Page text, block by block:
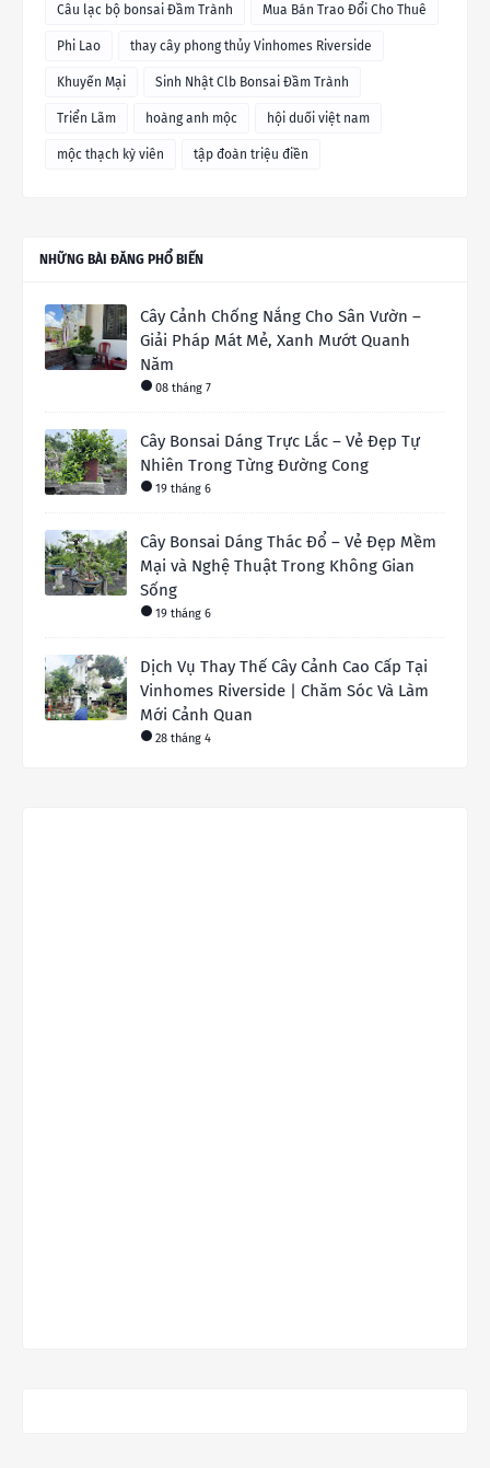
Câu lạc bộ bonsai Đầm Trành Mua Bán Trao Đổi Cho Thuê
Phi Lao thay cây phong thủy Vinhomes Riverside
Khuyến Mại Sinh Nhật Clb Bonsai Đầm Trành
Triển Lãm hoàng anh mộc hội duối việt nam
mộc thạch kỳ viên tập đoàn triệu điền
NHỮNG BÀI ĐĂNG PHỔ BIẾN
Cây Cảnh Chống Nắng Cho Sân Vườn –
Giải Pháp Mát Mẻ, Xanh Mướt Quanh
Năm
08 tháng 7
Cây Bonsai Dáng Trực Lắc – Vẻ Đẹp Tự
Nhiên Trong Từng Đường Cong
19 tháng 6
Cây Bonsai Dáng Thác Đổ – Vẻ Đẹp Mềm
Mại và Nghệ Thuật Trong Không Gian
Sống
19 tháng 6
Dịch Vụ Thay Thế Cây Cảnh Cao Cấp Tại
Vinhomes Riverside | Chăm Sóc Và Làm
Mới Cảnh Quan
28 tháng 4